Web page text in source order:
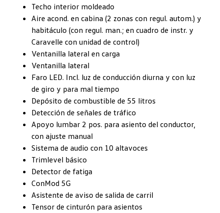
Techo interior moldeado
Aire acond. en cabina (2 zonas con regul. autom.) y
habitáculo (con regul. man.; en cuadro de instr. y
Caravelle con unidad de control)
Ventanilla lateral en carga
Ventanilla lateral
Faro LED. Incl. luz de conducción diurna y con luz
de giro y para mal tiempo
Depósito de combustible de 55 litros
Detección de señales de tráfico
Apoyo lumbar 2 pos. para asiento del conductor,
con ajuste manual
Sistema de audio con 10 altavoces
Trimlevel básico
Detector de fatiga
ConMod 5G
Asistente de aviso de salida de carril
Tensor de cinturón para asientos